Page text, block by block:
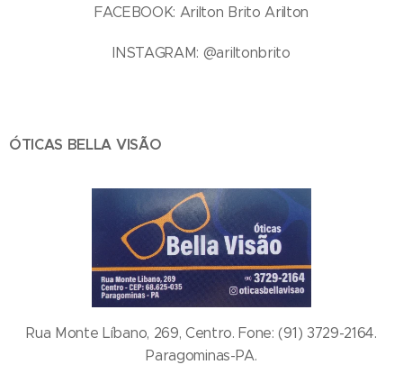
FACEBOOK: Arilton Brito Arilton
INSTAGRAM: @ariltonbrito
ÓTICAS BELLA VISÃO
Rua Monte Líbano, 269, Centro. Fone: (91) 3729-2164.
Paragominas-PA.